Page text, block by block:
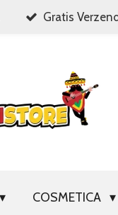
Gratis
COSMETICA